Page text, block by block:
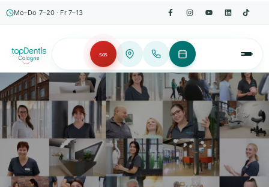
Mo–Do 7–20 · Fr 7–13
SOS